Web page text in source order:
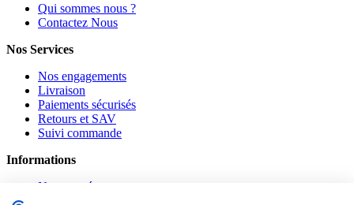
Qui sommes nous ?
Contactez Nous
Nos Services
Nos engagements
Livraison
Paiements sécurisés
Retours et SAV
Suivi commande
Informations
Nouveautés